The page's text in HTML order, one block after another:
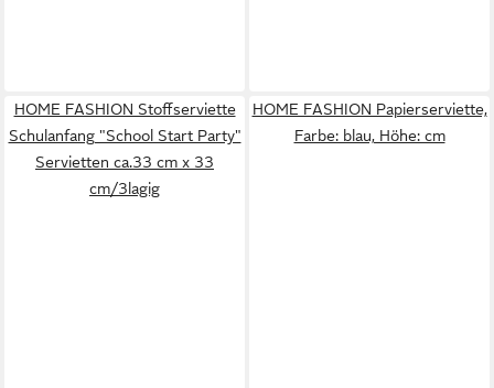
HOME FASHION Stoffserviette
Schulanfang "School Start Party"
Servietten ca.33 cm x 33
cm/3lagig
HOME FASHION Papierserviette,
Farbe: blau, Höhe: cm